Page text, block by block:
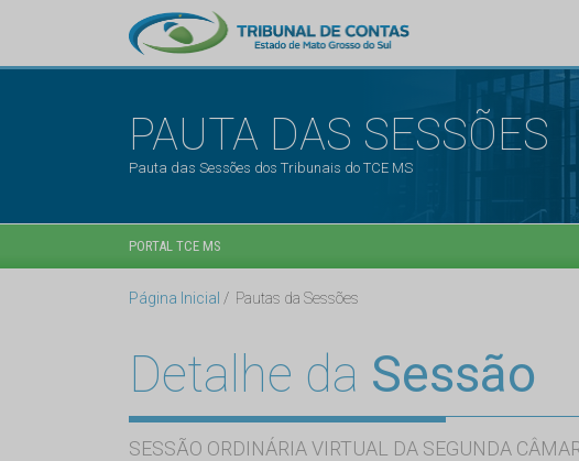
PAUTA DAS SESSÕES
Pauta das Sessões dos Tribunais do TCE MS
PORTAL TCE MS
Página Inicial Pautas da Sessões
Detalhe da Sessão
SESSÃO ORDINÁRIA VIRTUAL DA SEGUNDA